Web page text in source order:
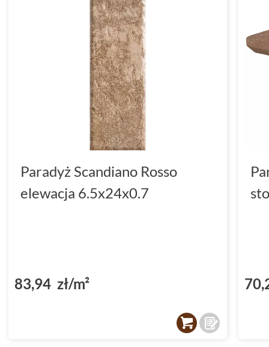
Paradyż Scandiano Rosso
elewacja 6.5x24x0.7
83,94 zł/m²